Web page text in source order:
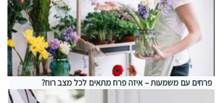
פרחים עם משמעות – איזה פרח מתאים לכל מצב רוח?